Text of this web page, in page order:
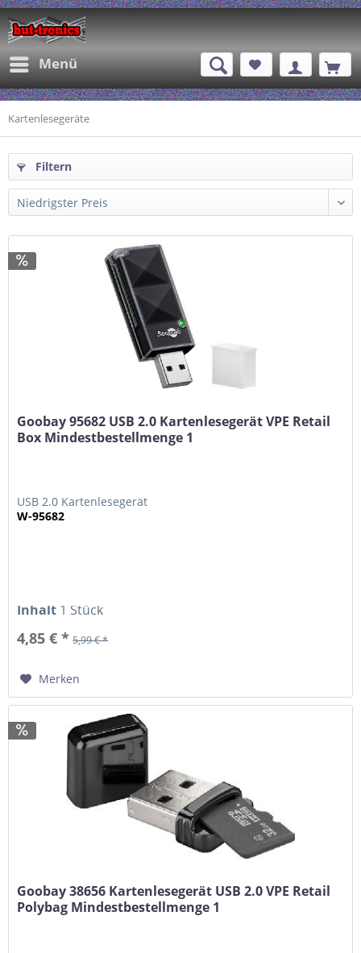
Menü
Kartenlesegeräte
Filtern
Goobay 95682 USB 2.0 Kartenlesegerät VPE Retail
Box Mindestbestellmenge 1
USB 2.0 Kartenlesegerät
W-95682
Inhalt 1 Stück
4,85 € * 5,99 € *
Merken
Goobay 38656 Kartenlesegerät USB 2.0 VPE Retail
Polybag Mindestbestellmenge 1